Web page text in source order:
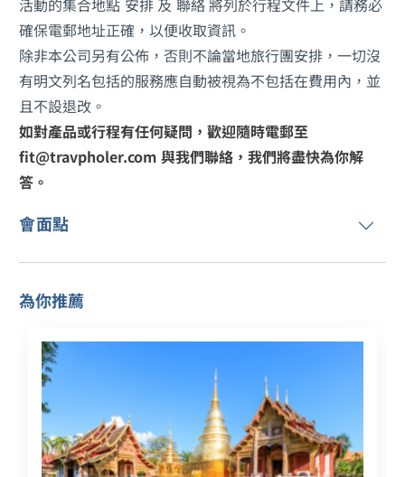
活動的集合地點 安排 及 聯絡 將列於行程文件上，請務必
確保電郵地址正確，以便收取資訊。
除非本公司另有公佈，否則不論當地旅行團安排，一切沒
有明文列名包括的服務應自動被視為不包括在費用內，並
且不設退改。
如對產品或行程有任何疑問，歡迎隨時電郵至
fit@travpholer.com 與我們聯絡，我們將盡快為你解
答。
會面點
為你推薦